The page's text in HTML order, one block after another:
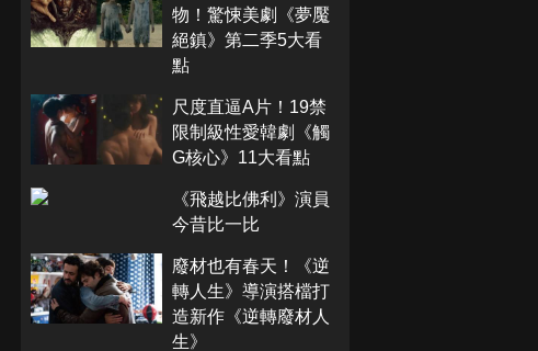
物！驚悚美劇《夢魘
絕鎮》第二季5大看
點
尺度直逼A片！19禁
限制級性愛韓劇《觸
G核心》11大看點
《飛越比佛利》演員
今昔比一比
廢材也有春天！《逆
轉人生》導演搭檔打
造新作《逆轉廢材人
生》